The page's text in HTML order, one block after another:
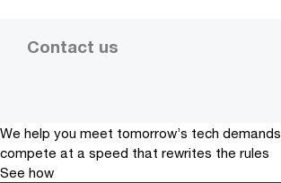
Contact us
We help you meet tomorrow’s tech demands
compete at a speed that rewrites the rules
See how